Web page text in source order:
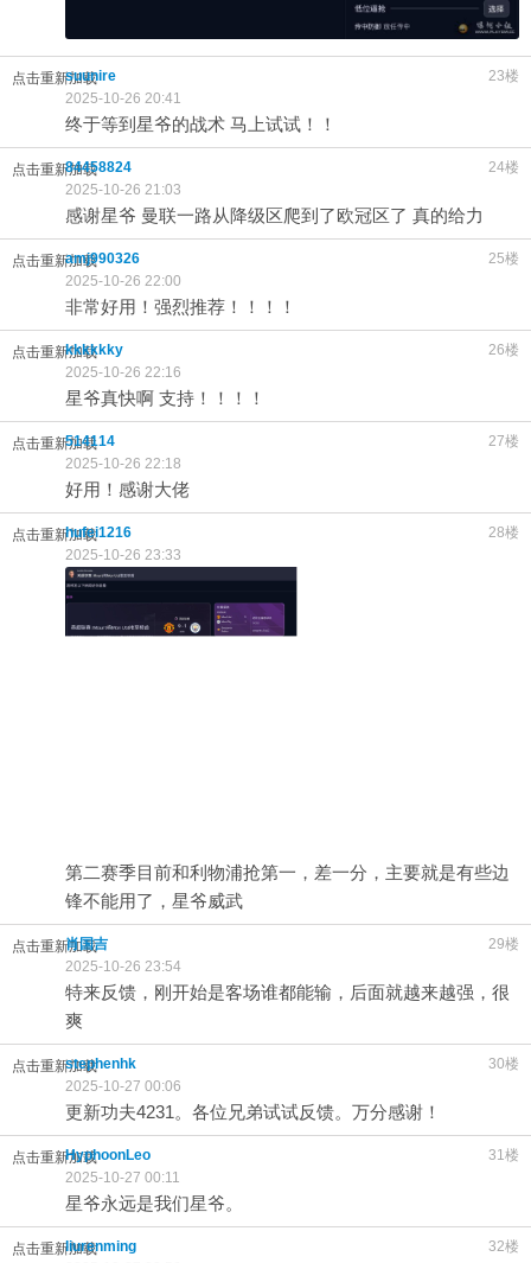
点击重新加载 23楼
suunire
2025-10-26 20:41
终于等到星爷的战术 马上试试！！
点击重新加载 24楼
84458824
2025-10-26 21:03
感谢星爷 曼联一路从降级区爬到了欧冠区了 真的给力
点击重新加载 25楼
amj990326
2025-10-26 22:00
非常好用！强烈推荐！！！！
点击重新加载 26楼
kkkkkky
2025-10-26 22:16
星爷真快啊 支持！！！！
点击重新加载 27楼
514114
2025-10-26 22:18
好用！感谢大佬
点击重新加载 28楼
hufei1216
2025-10-26 23:33
第二赛季目前和利物浦抢第一，差一分，主要就是有些边
锋不能用了，星爷威武
点击重新加载 29楼
肖国吉
2025-10-26 23:54
特来反馈，刚开始是客场谁都能输，后面就越来越强，很
爽
点击重新加载 30楼
stephenhk
2025-10-27 00:06
更新功夫4231。各位兄弟试试反馈。万分感谢！
点击重新加载 31楼
HyphoonLeo
2025-10-27 00:11
星爷永远是我们星爷。
点击重新加载 32楼
liurenming